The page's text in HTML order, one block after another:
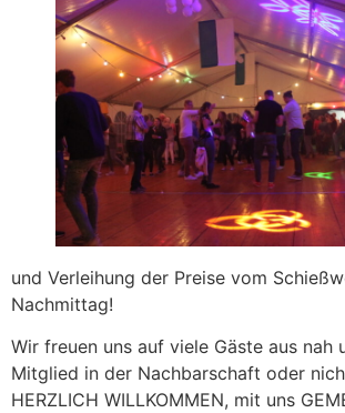
und Verleihung der Preise vom
Nachmittag!
Wir freuen uns auf viele Gäste aus nah
Mitglied in der Nachbarschaft oder
HERZLICH WILLKOMMEN, mit uns